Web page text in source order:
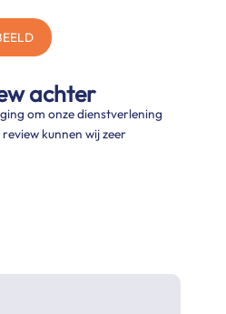
achter
om onze dienstverlening
kunnen wij zeer